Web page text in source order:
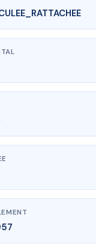
AC6856363
JAUBERT